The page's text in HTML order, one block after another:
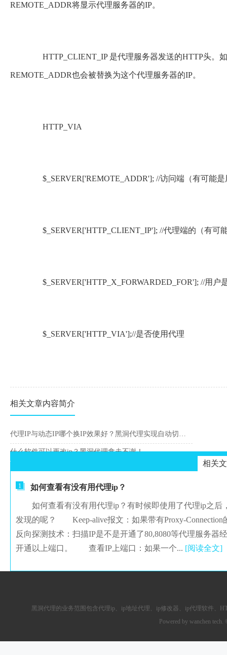
REMOTE_ADDR将显示代理服务器的IP。
HTTP_CLIENT_IP 是代理服务器发送的HTTP头。如
REMOTE_ADDR也会被替换为这个代理服务器的IP。
HTTP_VIA
$_SERVER['REMOTE_ADDR']; //访问端（有可能是
$_SERVER['HTTP_CLIENT_IP']; //代理端的（有可
$_SERVER['HTTP_X_FORWARDED_FOR']; //用户
$_SERVER['HTTP_VIA'];//是否使用代理
相关文章内容简介
代理IP与动态IP哪个换IP效果好？黑洞代理实现自动切换全国IP
什么软件可以更改ip？黑洞代理拿走不谢！
相关
1 如何查看有没有用代理ip？
如何查看有没有用代理ip？有时候即使用了代理ip之后
发现的呢？ Keep-alive报文：如果带有Proxy-
反向探测技术：扫描IP是不是开通了80,8080等代理服务
开通以上端口。 查看IP上端口：如果一个... [阅读全文]
黑洞代理的业务范围包含代理ip 、ip地址代理、ip修改器、 ip代理软件
Powered by wanchen